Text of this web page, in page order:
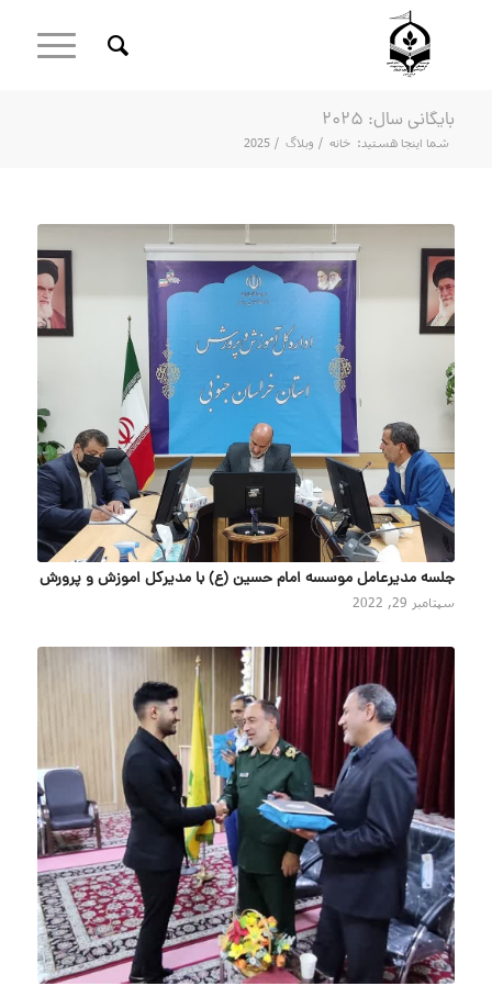
بایگانی سال: 2025
شما اینجا هستید: خانه / وبلاگ /
2025
جلسه مدیرعامل موسسه امام حسین (ع) با مدیرکل اموزش و پرورش
سپتامبر 29, 2022